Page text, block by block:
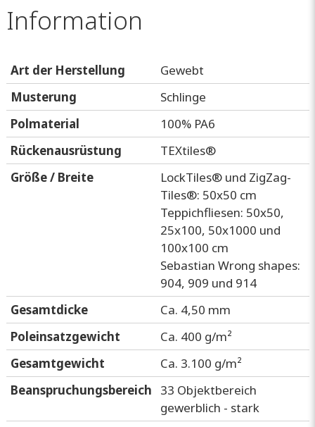
Information
Art der Herstellung
Gewebt
Musterung
Schlinge
Polmaterial
100% PA6
Rückenausrüstung
TEXtiles®
Größe / Breite
LockTiles® und ZigZag-
Tiles®: 50x50 cm
Teppichfliesen: 50x50,
25x100, 50x1000 und
100x100 cm
Sebastian Wrong shapes:
904, 909 und 914
Gesamtdicke
Ca. 4,50 mm
Poleinsatzgewicht
Ca. 400 g/m²
Gesamtgewicht
Ca. 3.100 g/m²
Beanspruchungsbereich
33 Objektbereich
gewerblich - stark